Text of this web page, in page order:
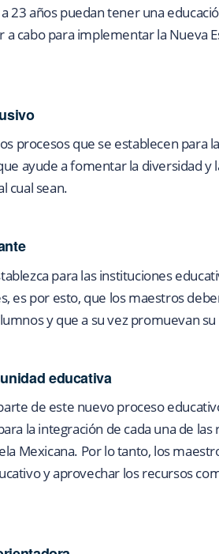
23 años puedan tener una
cabo para implementar la Nueva
procesos que se establecen para
ayude a fomentar la diversidad y
cual sean.
para las instituciones
es por esto, que los maestros
y que a su vez promuevan
educativa
de este nuevo proceso
la integración de cada una de
Mexicana. Por lo tanto, los
y aprovechar los recursos